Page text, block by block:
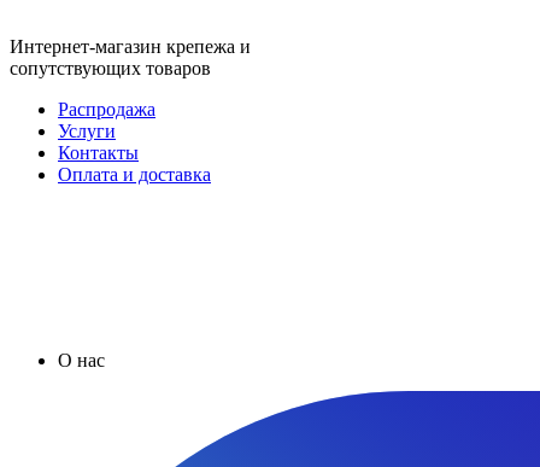
Интернет-магазин крепежа и
сопутствующих товаров
Распродажа
Услуги
Контакты
Оплата и доставка
О нас